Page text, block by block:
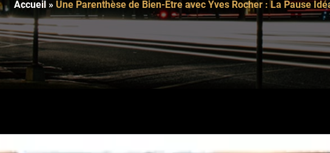
Accueil» Une Parenthèse de Bien-Être avec Yves Rocher : La Pause